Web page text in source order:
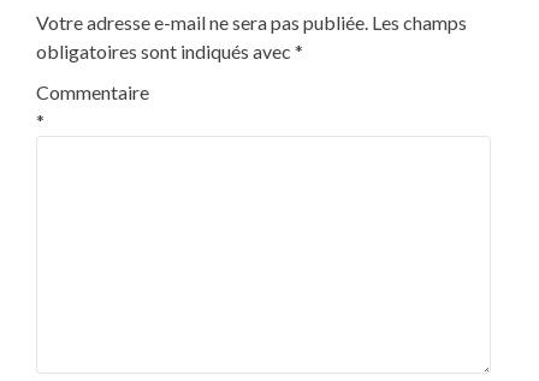
Votre adresse e-mail ne sera pas publiée. Les champs
obligatoires sont indiqués avec *
Commentaire
*